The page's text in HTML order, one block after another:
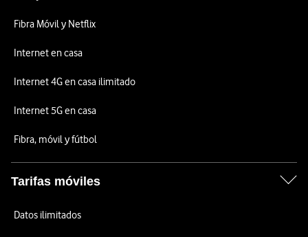
Fibra Móvil y Netflix
Internet en casa
Internet 4G en casa ilimitado
Internet 5G en casa
Fibra, móvil y fútbol
Tarifas móviles
Datos ilimitados